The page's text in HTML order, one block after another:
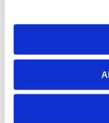
Hands-on-wheel
Loss PreventionAge
キャビン内センシ
Seatbelt Usage